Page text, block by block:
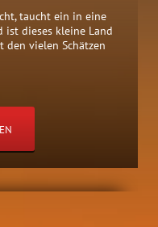
taucht ein in eine
ist dieses kleine Land
den vielen Schätzen